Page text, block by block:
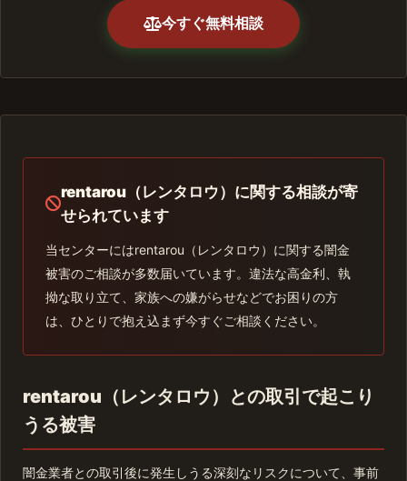
今すぐ無料相談
rentarou（レンタロウ）に関する相談が寄
せられています
当センターにはrentarou（レンタロウ）に関する闇金
被害のご相談が多数届いています。違法な高金利、執
拗な取り立て、家族への嫌がらせなどでお困りの方
は、ひとりで抱え込まず今すぐご相談ください。
rentarou（レンタロウ）との取引で起こり
うる被害
闇金業者との取引後に発生しうる深刻なリスクについて、事前